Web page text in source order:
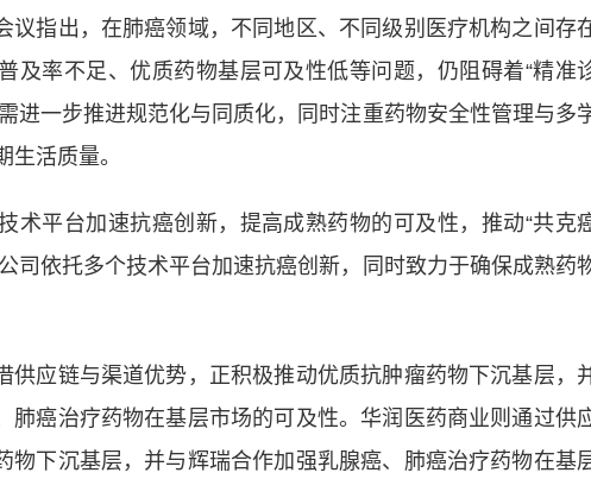
指出，在肺癌领域，不同地区、不同级别医疗机构之间存
及率不足、优质药物基层可及性低等问题，仍阻碍着“精准
进一步推进规范化与同质化，同时注重药物安全性管理与多
活质量。
平台加速抗癌创新，提高成熟药物的可及性，推动“共克
司依托多个技术平台加速抗癌创新，同时致力于确保成熟药
应链与渠道优势，正积极推动优质抗肿瘤药物下沉基层，
肺癌治疗药物在基层市场的可及性。华润医药商业则通过供
物下沉基层，并与辉瑞合作加强乳腺癌、肺癌治疗药物在基